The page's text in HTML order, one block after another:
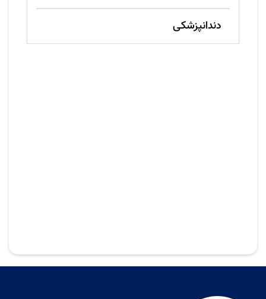
دندانپزشکی